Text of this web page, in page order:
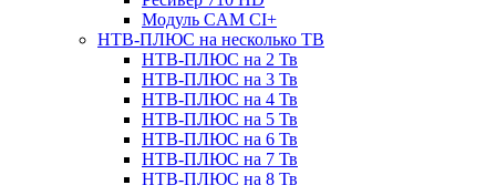
Модуль CAM CI+
НТВ-ПЛЮС на несколько ТВ
НТВ-ПЛЮС на 2 Тв
НТВ-ПЛЮС на 3 Тв
НТВ-ПЛЮС на 4 Тв
НТВ-ПЛЮС на 5 Тв
НТВ-ПЛЮС на 6 Тв
НТВ-ПЛЮС на 7 Тв
НТВ-ПЛЮС на 8 Тв